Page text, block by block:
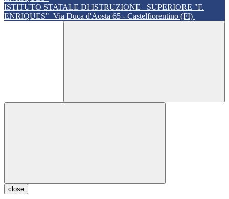
ISTITUTO STATALE DI ISTRUZIONE
SUPERIORE "F.
ENRIQUES" Via Duca d'Aosta 65 - Castelfiorentino (FI)
close